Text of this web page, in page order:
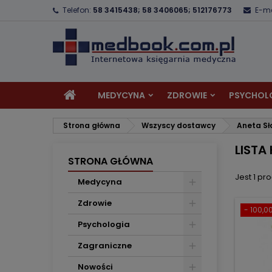
Telefon: 58 3415438; 58 3406065; 512176773 E-
MEDYCYNA ZDROWIE
Strona główna Wszyscy dostawcy Aneta
STRONA GŁÓWNA
Medycyna
Zdrowie
Psychologia
Zagraniczne
Nowości
LISTA
Jest 1
-